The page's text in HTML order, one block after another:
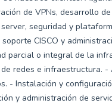
de VPNs, desarrollo
seguridad y
CISCO y
parcial o integral de la
redes e infraestructura.
- Instalación y
y administración de